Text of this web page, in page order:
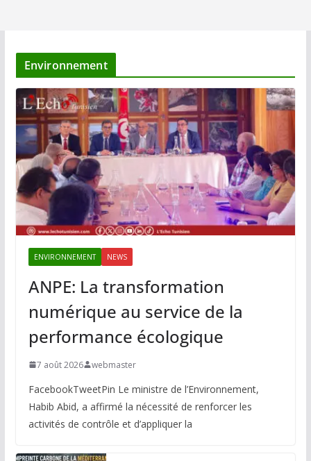
Environnement
ENVIRONNEMENT NEWS
ANPE: La transformation
numérique au service de la
performance écologique
7 août 2026 webmaster
FacebookTweetPin Le ministre de l’Environnement,
Habib Abid, a affirmé la nécessité de renforcer les
activités de contrôle et d’appliquer la